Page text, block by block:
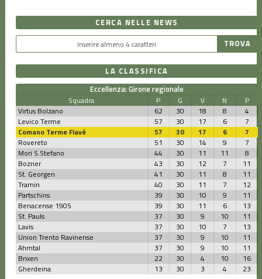
CERCA NELLE NEWS
LA CLASSIFICA
Eccellenza: Girone regionale
Squadra P G V N
P
Virtus Bolzano
62 30 18 8
4
Levico Terme
57 30 17 6
7
Comano Terme Fiavé
57 30 17 6
7
Rovereto
51 30 14 9
7
Mori S.Stefano
44 30 11 11
8
Bozner
43 30 12 7
11
St. Georgen
41 30 11 8
11
Tramin
40 30 11 7
12
Partschins
39 30 10 9
11
Benacense 1905
39 30 11 6
13
St. Pauls
37 30 9 10
11
Lavis
37 30 10 7
13
Union Trento Ravinense
37 30 9 10
11
Ahrntal
37 30 9 10
11
Brixen
22 30 4 10
16
Gherdeina
13 30 3 4 23